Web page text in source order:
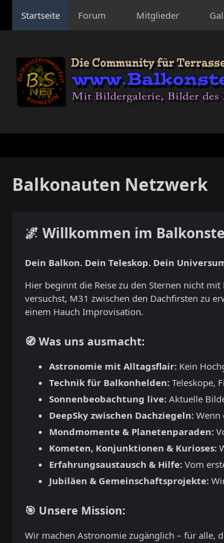
Startseite Forum Mitglieder
Balkonauten Netzwerk
🌌 Willkommen im
Dein Balkon. Dein Teleskop. Dein
Hier beginnt die Reise zu den Sternen nicht
versuchst, M31 zwischen den Dachfirsten zu
einem Hauch Improvisation.
🧭 Was uns ausmacht:
Astronomie mit Alltagsflair: Kein
Technik für Balkonhelden: Teleskope,
Sonnenbeobachtung live: Aktuelle
DeepSky zwischen Dachziegeln: Wenn
Mondmomente & Planetenparaden:
Kometen, Konjunktionen & Kurioses:
Erfahrungsaustausch & Hilfe: Vom
Jubiläen & Gemeinschaftsprojekte:
🎯 Unsere Mission:
Wir machen Astronomie zugänglich – für alle,